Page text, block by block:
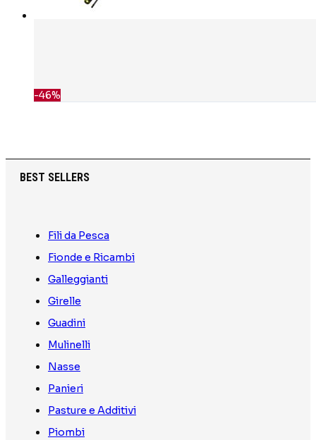
-46%
BEST SELLERS
Fili da Pesca
Fionde e Ricambi
Galleggianti
Girelle
Guadini
Mulinelli
Nasse
Panieri
Pasture e Additivi
Piombi